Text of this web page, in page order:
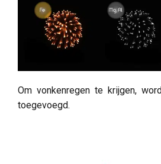
Om vonkenregen te krijgen,
toegevoegd.